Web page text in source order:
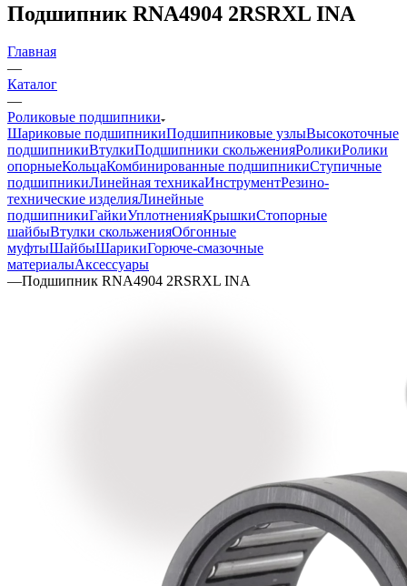
Подшипник RNA4904 2RSRXL INA
Главная
—
Каталог
—
Роликовые подшипники
Шариковые подшипникиПодшипниковые узлыВысокоточные
подшипникиВтулкиПодшипники скольженияРоликиРолики
опорныеКольцаКомбинированные подшипникиСтупичные
подшипникиЛинейная техникаИнструментРезино-
технические изделияЛинейные
подшипникиГайкиУплотненияКрышкиСтопорные
шайбыВтулки скольженияОбгонные
муфтыШайбыШарикиГорюче-смазочные
материалыАксессуары
—Подшипник RNA4904 2RSRXL INA